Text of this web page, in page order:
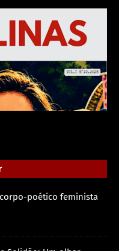
poético feminista